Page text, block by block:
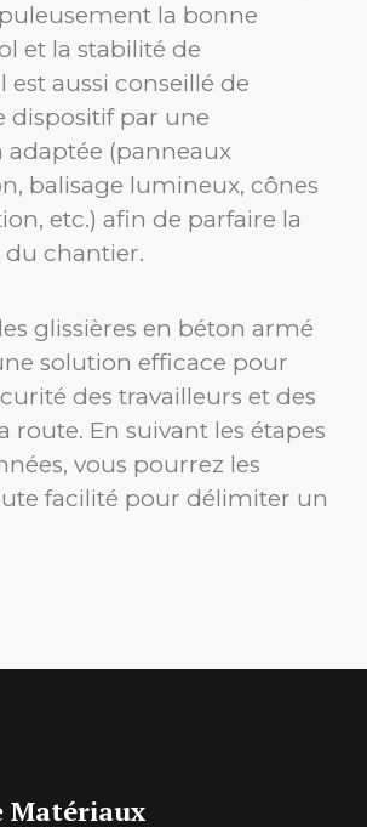
la bonne
et la stabilité de
est aussi conseillé de
dispositif par une
adaptée (panneaux
balisage lumineux, cônes
etc.) afin de parfaire la
chantier.
glissières en béton armé
solution efficace pour
des travailleurs et des
route. En suivant les étapes
vous pourrez les
facilité pour délimiter un
Matériaux